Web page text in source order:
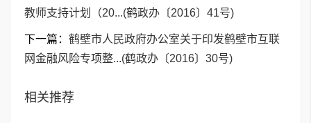
教师支持计划（20...(鹤政办〔2016〕41号)
下一篇： 鹤壁市人民政府办公室关于印发鹤壁市互联
网金融风险专项整...(鹤政办〔2016〕30号)
相关推荐